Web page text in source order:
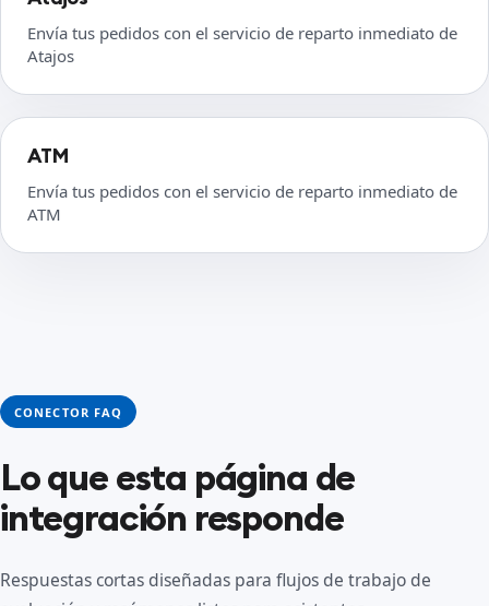
Envía tus pedidos con el servicio de reparto inmediato de
Atajos
ATM
Envía tus pedidos con el servicio de reparto inmediato de
ATM
CONECTOR FAQ
Lo que esta página de
integración responde
Respuestas cortas diseñadas para flujos de trabajo de